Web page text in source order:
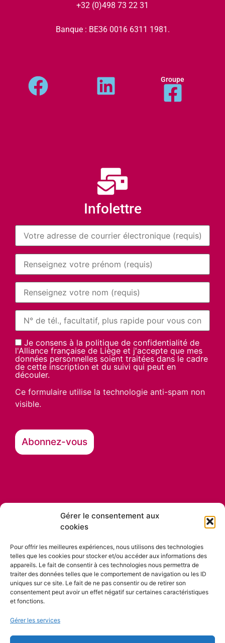
Gérer le consentement aux
cookies
Pour offrir les meilleures expériences, nous utilisons des technologies
telles que les cookies pour stocker et/ou accéder aux informations des
appareils. Le fait de consentir à ces technologies nous permettra de
traiter des données telles que le comportement de navigation ou les ID
uniques sur ce site. Le fait de ne pas consentir ou de retirer son
consentement peut avoir un effet négatif sur certaines caractéristiques
et fonctions.
Gérer les services
+32 (0)498 73 22 31
Banque : BE36 0016 6311 1981.
Groupe
Infolettre
Je consens à la politique de confidentialité de
l'Alliance française de Liège et j'accepte que mes
données personnelles soient traitées dans le cadre
de cette inscription et du suivi qui peut en
découler.
Ce formulaire utilise la technologie anti-spam non
visible.
Nos partenaires